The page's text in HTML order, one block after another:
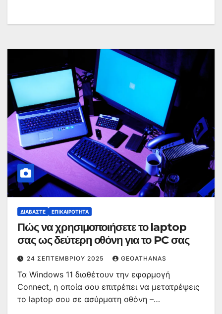
ΔΙΑΒΆΣΤΕ ΕΠΙΚΑΙΡΌΤΗΤΑ
Πώς να χρησιμοποιήσετε το laptop
σας ως δεύτερη οθόνη για το PC σας
24 ΣΕΠΤΕΜΒΡΊΟΥ 2025 GEOATHANAS
Τα Windows 11 διαθέτουν την εφαρμογή
Connect, η οποία σου επιτρέπει να μετατρέψεις
το laptop σου σε ασύρματη οθόνη –…